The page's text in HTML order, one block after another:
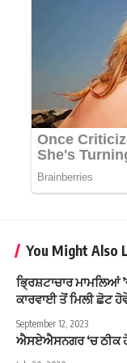
You Might Also
ਭ੍ਰਿਸ਼ਟਾਚਾਰ ਮਾਮਲਿਆਂ
ਕਾਰਵਾਈ ਤੋਂ ਮਿਲੀ ਛੋਟ
September 12, 2023
ਐਸਏਐਸਨਗਰ ‘ਚ ਠੀਕ